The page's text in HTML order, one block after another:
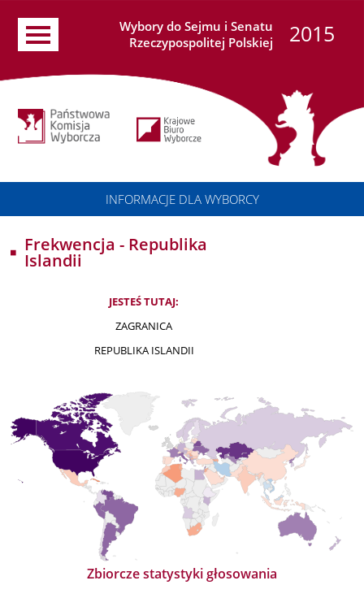
Wybory do Sejmu i Senatu
Rzeczypospolitej Polskiej
2015
INFORMACJE DLA WYBORCY
Frekwencja - Republika
Islandii
JESTEŚ TUTAJ:
ZAGRANICA
REPUBLIKA ISLANDII
Zbiorcze statystyki głosowania